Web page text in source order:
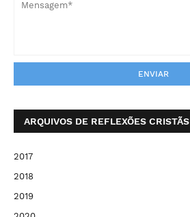
ARQUIVOS DE REFLEXÕES CRISTÃS
2017
2018
2019